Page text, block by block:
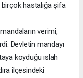
birçok hastalığa şifa
verimi,
Devletin mandayı
koyduğu ıslah
ilçesindeki